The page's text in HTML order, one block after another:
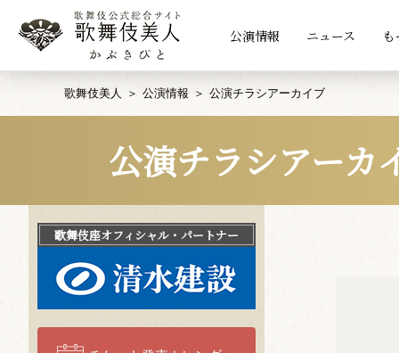
公演情報 ニュース
歌舞伎美人 公演情報 公演チラシアーカイブ
公演チラシアーカ
歌舞伎座オフィシャル・パートナー